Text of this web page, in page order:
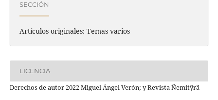
SECCIÓN
Artículos originales: Temas varios
LICENCIA
Derechos de autor 2022 Miguel Ángel Verón; y Revista Ñemitỹrã